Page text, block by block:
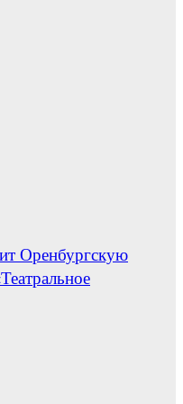
Оренбургскую